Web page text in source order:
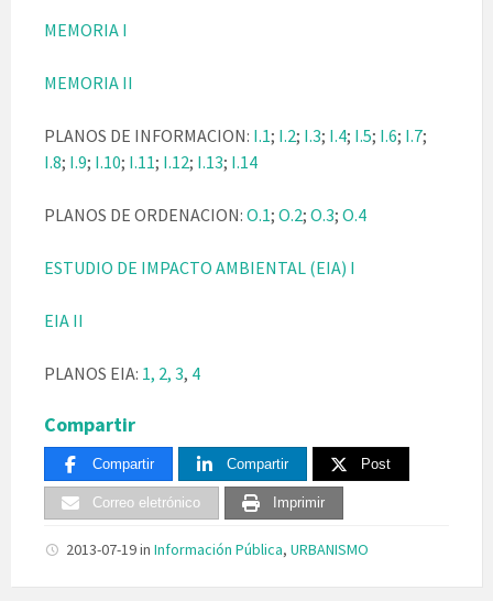
MEMORIA I
MEMORIA II
PLANOS DE INFORMACION: I.1; I.2; I.3; I.4; I.5; I.6; I.7;
I.8; I.9; I.10; I.11; I.12; I.13; I.14
PLANOS DE ORDENACION: O.1; O.2; O.3; O.4
ESTUDIO DE IMPACTO AMBIENTAL (EIA) I
EIA II
PLANOS EIA: 1, 2, 3, 4
Compartir
Compartir Compartir Post
Correo eletrónico Imprimir
2013-07-19in Información Pública, URBANISMO